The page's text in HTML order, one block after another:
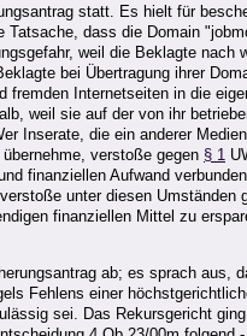
statt. Es hielt für
Tatsache, dass die Domain
weil die Beklagte
bei Übertragung ihrer
fremden Internetseiten in die
weil sie auf der von ihr
Inserate, die ein anderer
verstoße gegen § 1
finanziellen Aufwand
unter diesen Umständen
finanziellen Mittel zu
ab; es sprach aus,
Fehlens einer
sei. Das Rekursgericht